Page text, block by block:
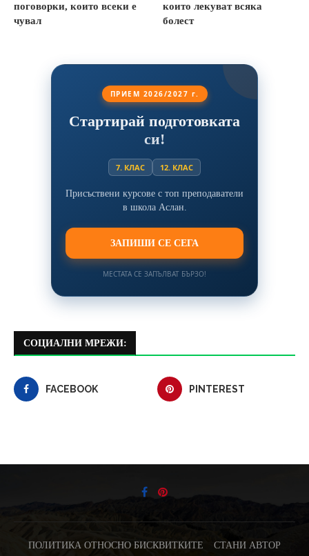
поговорки, които всеки е
чувал
които лекуват всяка
болест
ПРИЕМ 2026/2027 г.
Стартирай подготовката
си!
7. КЛАС 12. КЛАС
Присъствени курсове с топ преподаватели
в школа Аслан.
ЗАПИШИ СЕ СЕГА
МЕСТАТА СЕ ЗАПЪЛВАТ БЪРЗО!
СОЦИАЛНИ МРЕЖИ:
FACEBOOK PINTEREST
ПОЛИТИКА ОТНОСНО БИСКВИТКИТЕ СТАНИ АВТОР